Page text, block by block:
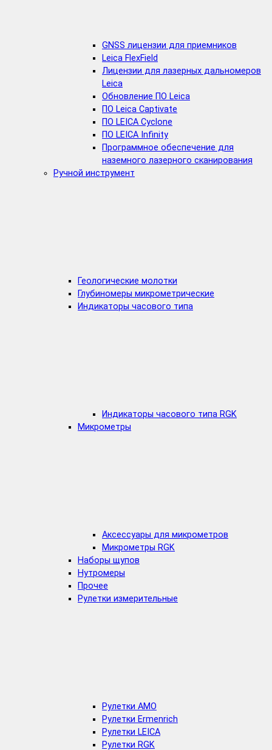
GNSS лицензии для приемников
Leica FlexField
Лицензии для лазерных дальномеров
Leica
Обновление ПО Leica
ПО Leica Captivate
ПО LEICA Cyclone
ПО LEICA Infinity
Программное обеспечение для
наземного лазерного сканирования
Ручной инструмент
Геологические молотки
Глубиномеры микрометрические
Индикаторы часового типа
Индикаторы часового типа RGK
Микрометры
Аксессуары для микрометров
Микрометры RGK
Наборы щупов
Нутромеры
Прочее
Рулетки измерительные
Рулетки AMO
Рулетки Ermenrich
Рулетки LEICA
Рулетки RGK